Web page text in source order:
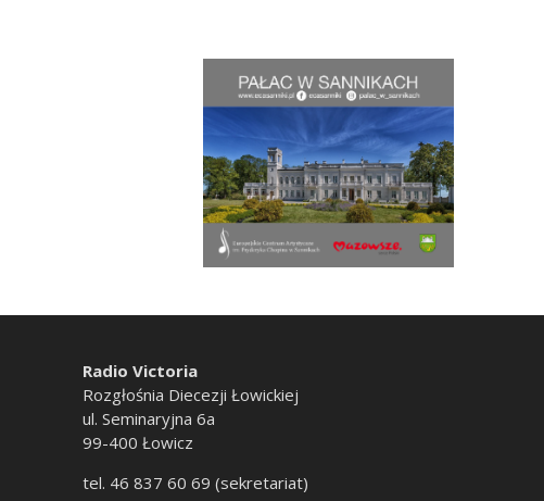
Radio Victoria
Rozgłośnia Diecezji Łowickiej
ul. Seminaryjna 6a
99-400 Łowicz
tel. 46 837 60 69 (sekretariat)